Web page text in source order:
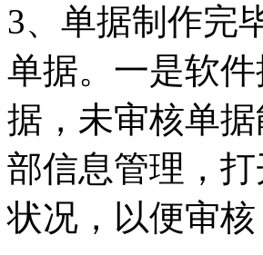
3、单据制作完
单据。一是软
据，未审核单
部信息管理，
状况，以便审核